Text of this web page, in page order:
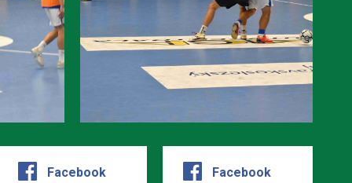
Facebook Facebook